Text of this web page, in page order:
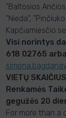
"Baltosios
"Nieda",
Kapčiamiesčio
Visi norintys
618 02765
VIETŲ
Renkamės
gegužės 20
For more than a